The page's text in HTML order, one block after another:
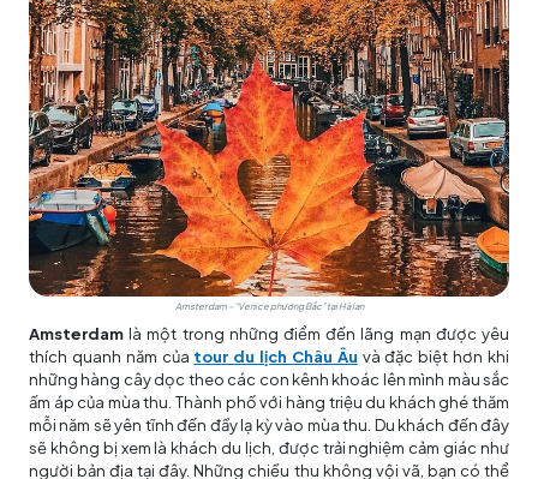
Amsterdam – “Venice phương Bắc” tại Hà lan
Amsterdam là một trong những điểm đến lãng mạn được yêu
thích quanh năm của tour du lịch Châu Âu và đặc biệt hơn khi
những hàng cây dọc theo các con kênh khoác lên mình màu sắc
ấm áp của mùa thu. Thành phố với hàng triệu du khách ghé thăm
mỗi năm sẽ yên tĩnh đến đầy lạ kỳ vào mùa thu. Du khách đến đây
sẽ không bị xem là khách du lịch, được trải nghiệm cảm giác như
người bản địa tại đây. Những chiều thu không vội vã, bạn có thể